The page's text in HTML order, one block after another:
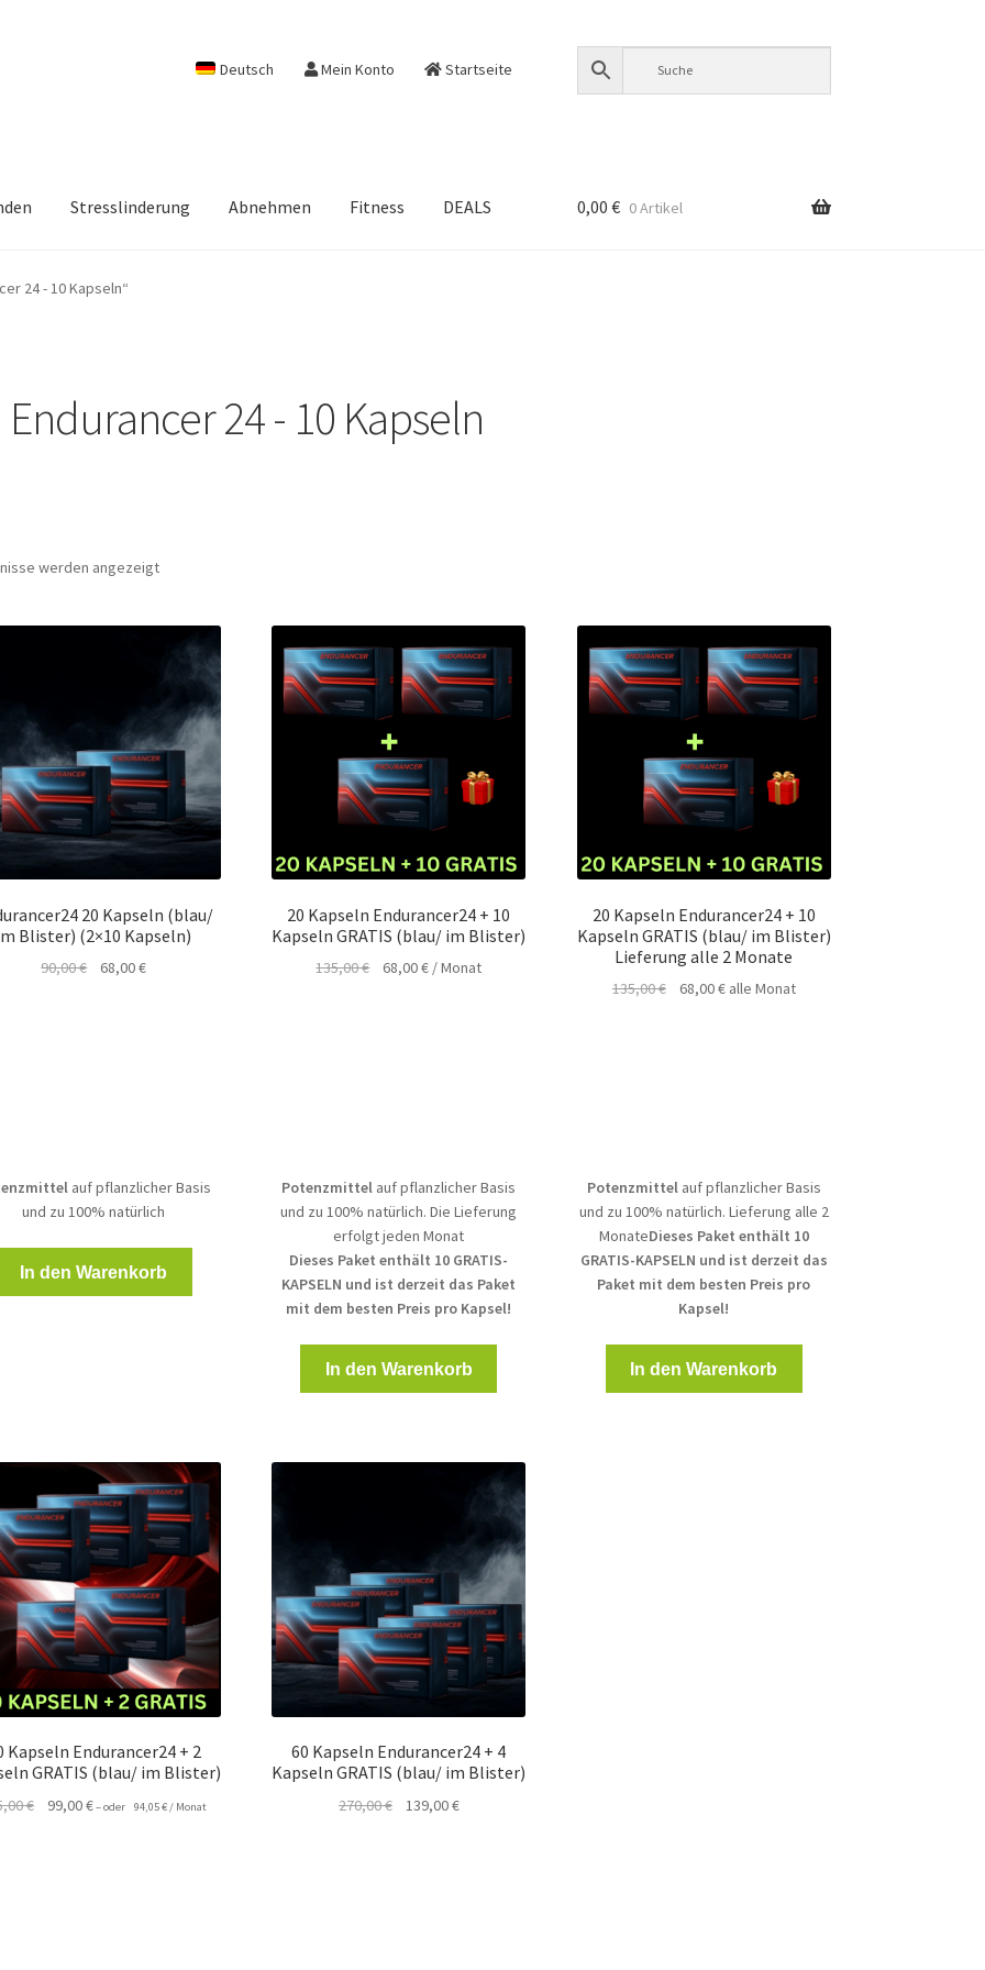
Deutsch Mein Konto Startseite
Stresslinderung Abnehmen Fitness DEALS 0,00 € 0 Artikel
24 - 10 Kapseln“
Endurancer 24 - 10 Kapseln
werden angezeigt
20 Kapseln (blau/
Blister) (2×10 Kapseln)
90,00€
Ursprünglicher
68,00€Aktueller
auf pflanzlicher Basis
und zu 100% natürlich
In den Warenkorb
20 Kapseln Endurancer24 + 10
Kapseln GRATIS (blau/ im Blister)
135,00€
Ursprünglicher
68,00€Aktueller
/ Monat
Potenzmittel auf pflanzlicher Basis
und zu 100% natürlich. Die Lieferung
erfolgt jeden Monat
Dieses Paket enthält 10 GRATIS-
KAPSELN und ist derzeit das Paket
mit dem besten Preis pro Kapsel!
In den Warenkorb
20 Kapseln Endurancer24 + 10
Kapseln GRATIS (blau/ im Blister)
Lieferung alle 2 Monate
135,00€
Ursprünglicher
68,00€Aktueller
alle Monat
Potenzmittel auf pflanzlicher Basis
und zu 100% natürlich. Lieferung alle 2
MonateDieses Paket enthält 10
GRATIS-KAPSELN und ist derzeit das
Paket mit dem besten Preis pro
Kapsel!
In den Warenkorb
Kapseln Endurancer24 + 2
GRATIS (blau/ im Blister)
€
Ursprünglicher
99,00€Aktueller
–oder 94,05€/ Monat
60 Kapseln Endurancer24 + 4
Kapseln GRATIS (blau/ im Blister)
270,00€
Ursprünglicher
139,00€Aktueller